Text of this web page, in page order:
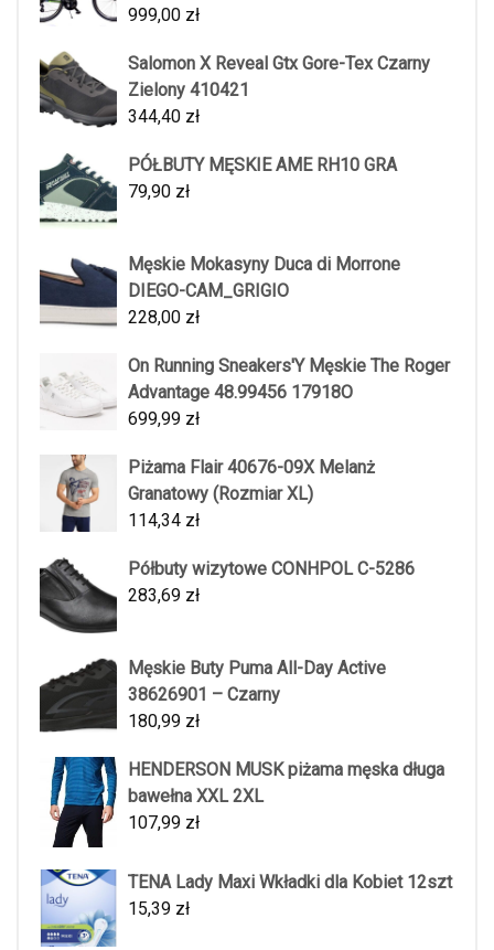
999,00 zł
Salomon X Reveal Gtx Gore-Tex Czarny
Zielony 410421
344,40 zł
PÓŁBUTY MĘSKIE AME RH10 GRA
79,90 zł
Męskie Mokasyny Duca di Morrone
DIEGO-CAM_GRIGIO
228,00 zł
On Running Sneakers'Y Męskie The Roger
Advantage 48.99456 17918O
699,99 zł
Piżama Flair 40676-09X Melanż
Granatowy (Rozmiar XL)
114,34 zł
Półbuty wizytowe CONHPOL C-5286
283,69 zł
Męskie Buty Puma All-Day Active
38626901 – Czarny
180,99 zł
HENDERSON MUSK piżama męska długa
bawełna XXL 2XL
107,99 zł
TENA Lady Maxi Wkładki dla Kobiet 12szt
15,39 zł